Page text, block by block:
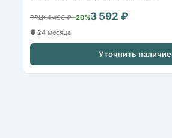
РРЦ: 4 490 ₽−20%3 592 ₽
🛡️ 24 месяца
Уточнить наличие